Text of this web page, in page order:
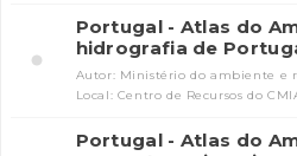
Portugal - Atlas do
hidrografia de
Autor: Ministério do ambiente e
Local: Centro de Recursos do
Portugal - Atlas do